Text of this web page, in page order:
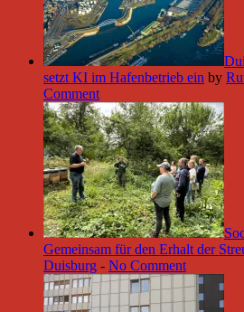
setzt KI im Hafenbetrieb ein by
Comment
Gemeinsam für den Erhalt der
Duisburg - No Comment